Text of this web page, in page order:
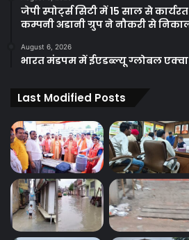
जेपी स्पोर्ट्स सिटी में 15 साल से
कम्पनी अडानी ग्रुप ने नौकरी से
August 6, 2026
भारत मंडपम में ईएडब्ल्यू ग्लोबल
Last Modified Posts